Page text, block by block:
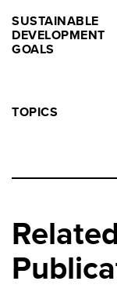
SUSTAINABLE
DEVELOPMENT
GOALS
TOPICS
Related